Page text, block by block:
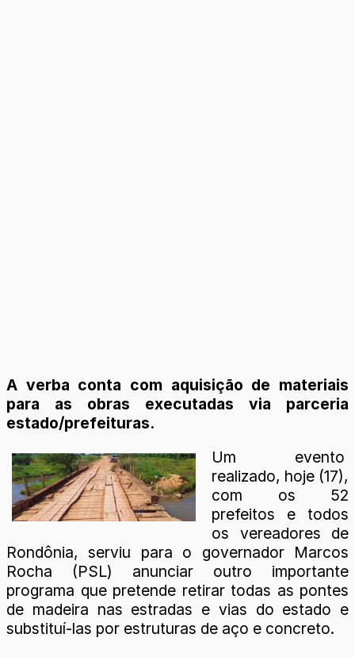
A verba conta com aquisição de materiais
para as obras executadas via parceria
estado/prefeituras.
Um evento
realizado, hoje (17),
com os 52
prefeitos e todos
os vereadores de
Rondônia, serviu para o governador Marcos
Rocha (PSL) anunciar outro importante
programa que pretende retirar todas as pontes
de madeira nas estradas e vias do estado e
substituí-las por estruturas de aço e concreto.